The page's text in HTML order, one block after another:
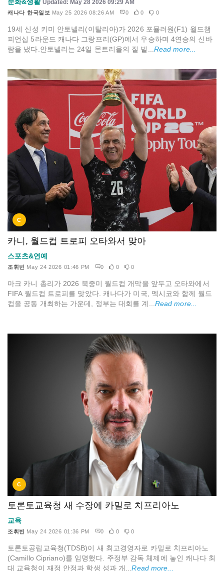
문화&생활 Updated: May 28 2026 09:29 AM
캐나다 한국일보 May 25 2026 08:26 AM 0 0 0
19세 신성 키미 안토넬리(이탈리아)가 2026 포뮬러원(F1) 월드챔
피언십 5라운드 캐나다 그랑프리(GP)에서 우승하며 4연승의 신바
람을 냈다.안토넬리는 24일 몬트리올의 질 빌... Read more...
C
카니, 월드컵 트로피 오타와서 맞아
스포츠&연예
조휘빈 May 24 2026 01:46 PM 0 0 0
마크 카니 총리가 2026 북중미 월드컵 개막을 앞두고 오타와에서
FIFA 월드컵 트로피를 맞았다. 캐나다가 미국, 멕시코와 함께 월드
컵을 공동 개최하는 가운데, 정부는 대회를 계... Read more...
C
토론토교육청 새 수장에 카밀로 치프리아노
교육
조휘빈 May 24 2026 01:36 PM 0 0 0
토론토공립교육청(TDSB)이 새 최고경영자로 카밀로 치프리아노
(Camillo Cipriano)를 임명했다. 주정부 감독 체제에 놓인 캐나다 최
대 교육청이 재정 안정과 학생 성과 개...Read more...